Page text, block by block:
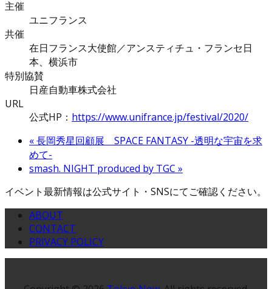
主催
ユニフランス
共催
在日フランス大使館／アンスティチュ・フランセ日
本、横浜市
特別協賛
日産自動車株式会社
URL
公式HP： https://www.unifrance.jp/festival/2020/
«長岡秀星回顧展 SPACE FANTASY -透明な宇宙を求
めて-
smash. NIGHT produced by TGC »
イベント最新情報は公式サイト・SNSにてご確認ください。
ABOUT
CONTACT
PRIVACY POLICY